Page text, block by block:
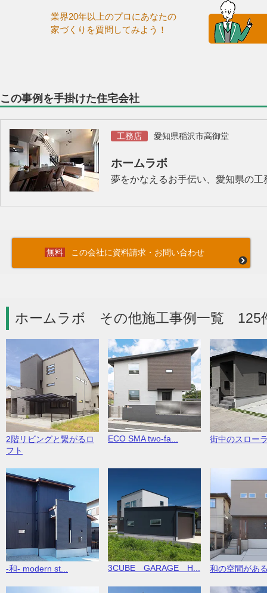
業界20年以上のプロにあなたの
家づくりを質問してみよう！
この事例を手掛けた住宅会社
工務店 愛知県稲沢市高御堂
ホームラボ
夢をかなえるお手伝い、愛知県の工
この会社に資料請求・お問い合わせ
ホームラボ その他施工事例一覧 125
2階リビングと繋がるロ
フト
ECO SMA two-fa... 街中のスロー
-和- modern st... 3CUBE GARAGE H... 和の空間があ